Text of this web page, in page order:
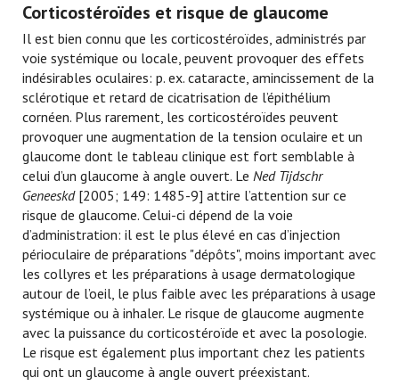
Corticostéroïdes et risque de glaucome
Il est bien connu que les corticostéroïdes, administrés par
voie systémique ou locale, peuvent provoquer des effets
indésirables oculaires: p. ex. cataracte, amincissement de la
sclérotique et retard de cicatrisation de l’épithélium
cornéen. Plus rarement, les corticostéroïdes peuvent
provoquer une augmentation de la tension oculaire et un
glaucome dont le tableau clinique est fort semblable à
celui d’un glaucome à angle ouvert. Le Ned Tijdschr
Geneeskd[2005; 149: 1485-9] attire l’attention sur ce
risque de glaucome. Celui-ci dépend de la voie
d’administration: il est le plus élevé en cas d’injection
périoculaire de préparations "dépôts", moins important avec
les collyres et les préparations à usage dermatologique
autour de l’oeil, le plus faible avec les préparations à usage
systémique ou à inhaler. Le risque de glaucome augmente
avec la puissance du corticostéroïde et avec la posologie.
Le risque est également plus important chez les patients
qui ont un glaucome à angle ouvert préexistant.